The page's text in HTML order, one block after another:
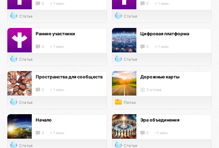
0 < 1 мин.
Статья
0 < 1 мин.
Статья
Ранние участники
0 < 1 мин.
Статья
Цифровая платформа
0 < 1 мин.
Статья
Пространства для сообществ
0 < 1 мин.
Статья
Дорожные карты
3 атома
Папка
Начало
3 < 1 мин.
Статья
Эра объединения
0 ~1 мин.
Статья